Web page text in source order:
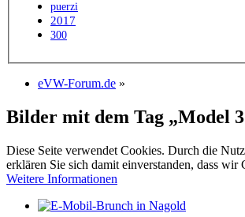
puerzi
2017
300
eVW-Forum.de »
Bilder mit dem Tag „Model
Diese Seite verwendet Cookies. Durch die
erklären Sie sich damit einverstanden, dass wir
Weitere Informationen